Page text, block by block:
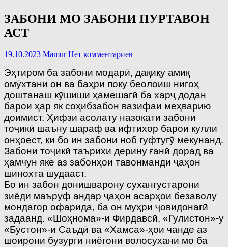
ЗАБОНИ МО ЗАБОНИ ПУРТАВОН
АСТ
19.10.2023 Mamur Нет комментариев
Эҳтиром ба забони модарӣ, дақиқу амиқ
омӯхтани он ва баҳри поку беолоиш нигоҳ
доштанаш кӯшиши ҳамешагӣ ба харҷ додан
барои ҳар як соҳибзабон вазифаи меҳварию
доимист. Ҳифзи асолату назокати забони
тоҷикӣ шаъну шараф ва ифтихор барои кулли
онҳоест, ки бо ин забони ноб гуфтугӯ мекунанд.
Забони тоҷикӣ таърихи дерину ғанӣ дорад ва
ҳамчун яке аз забонҳои тавонманди ҷаҳон
шинохта шудааст.
Бо ин забон донишварону сухангустарони
зиёди маъруф андар ҷаҳон асарҳои безаволу
мондагор офарида, ба он муҳри ҷовидонагӣ
задаанд. «Шоҳнома»-и Фирдавсӣ, «Гулистон»-у
«Бӯстон»-и Саъдӣ ва «Хамса»-ҳои чанде аз
шоирони бузурги ниёгони волосухани мо ба